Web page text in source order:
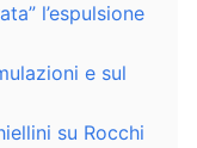
l’espulsione
e sul
su Rocchi